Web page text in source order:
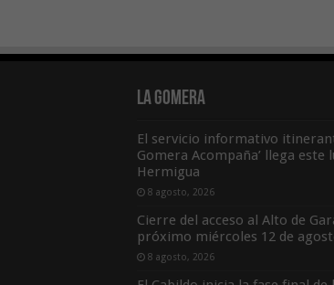
La Gomera
El servicio informativo
Gomera Acompaña’ llega este
Hermigua
8 agosto, 2026
Cierre del acceso al Alto de
próximo miércoles 12 de
8 agosto, 2026